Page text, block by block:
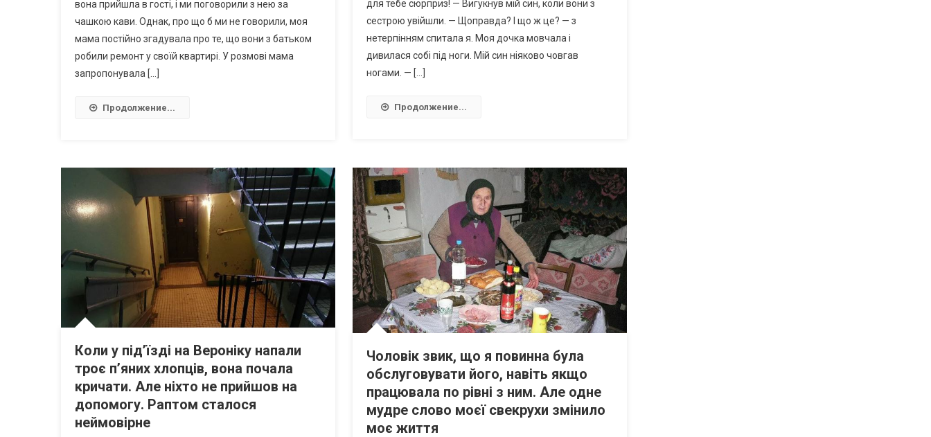
вона прийшла в гості, і ми поговорили з нею за
чашкою кави. Однак, про що б ми не говорили, моя
мама постійно згадувала про те, що вони з батьком
робили ремонт у своїй квартирі. У розмові мама
запропонувала […]
Продолжение...
для тебе сюрприз! — Вигукнув мій син, коли вони з
сестрою увійшли. — Щоправда? І що ж це? — з
нетерпінням спитала я. Моя дочка мовчала і
дивилася собі під ноги. Мій син ніяково човгав
ногами. — […]
Продолжение...
Коли у під’їзді на Вероніку напали
троє п’яних хлопців, вона почала
кричати. Але ніхто не прийшов на
допомогу. Раптом сталося
неймовірне
Чоловік звик, що я повинна була
обслуговувати його, навіть якщо
працювала по рівні з ним. Але одне
мудре слово моєї свекрухи змінило
моє життя